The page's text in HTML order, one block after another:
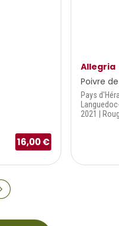
16,00 €
Allegria
Poivre
Pays
2021 |